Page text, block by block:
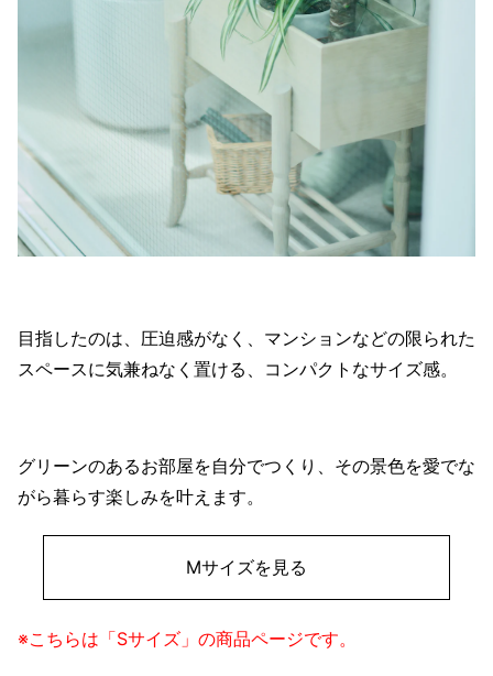
目指したのは、圧迫感がなく、マンションなどの限られた
スペースに気兼ねなく置ける、コンパクトなサイズ感。
グリーンのあるお部屋を自分でつくり、その景色を愛でな
がら暮らす楽しみを叶えます。
Mサイズを見る
※こちらは「Sサイズ」の商品ページです。